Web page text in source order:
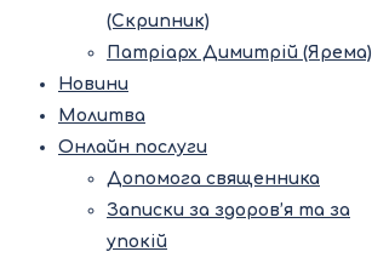
(Скрипник)
Патріарх Димитрій (Ярема)
Новини
Молитва
Онлайн послуги
Допомога священника
Записки за здоров’я та за
упокій